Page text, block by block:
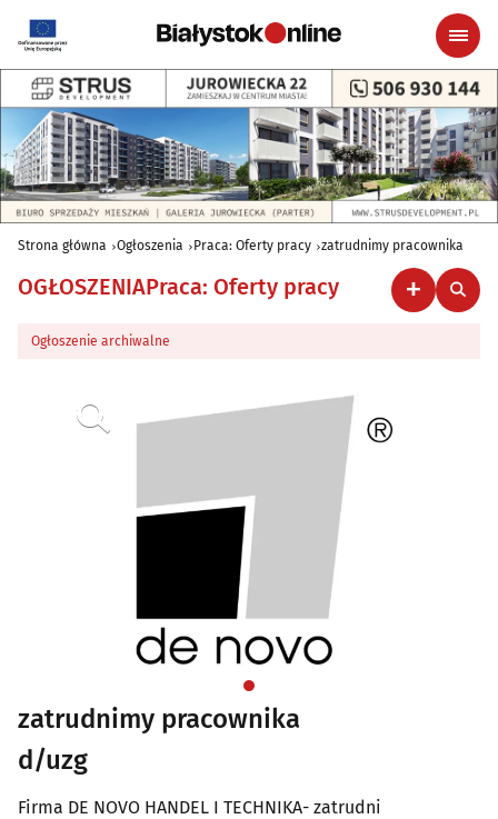
Strona główna Ogłoszenia Praca: Oferty pracy zatrudnimy pracownika
OGŁOSZENIAPraca: Oferty pracy
Ogłoszenie archiwalne
zatrudnimy pracownika
d/uzg
Firma DE NOVO HANDEL I TECHNIKA- zatrudni